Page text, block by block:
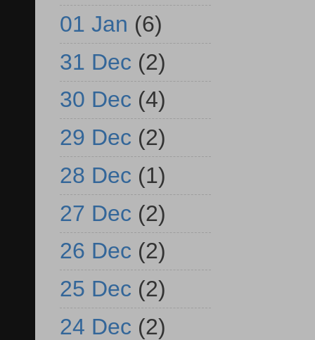
01 Jan (6)
31 Dec (2)
30 Dec (4)
29 Dec (2)
28 Dec (1)
27 Dec (2)
26 Dec (2)
25 Dec (2)
24 Dec (2)